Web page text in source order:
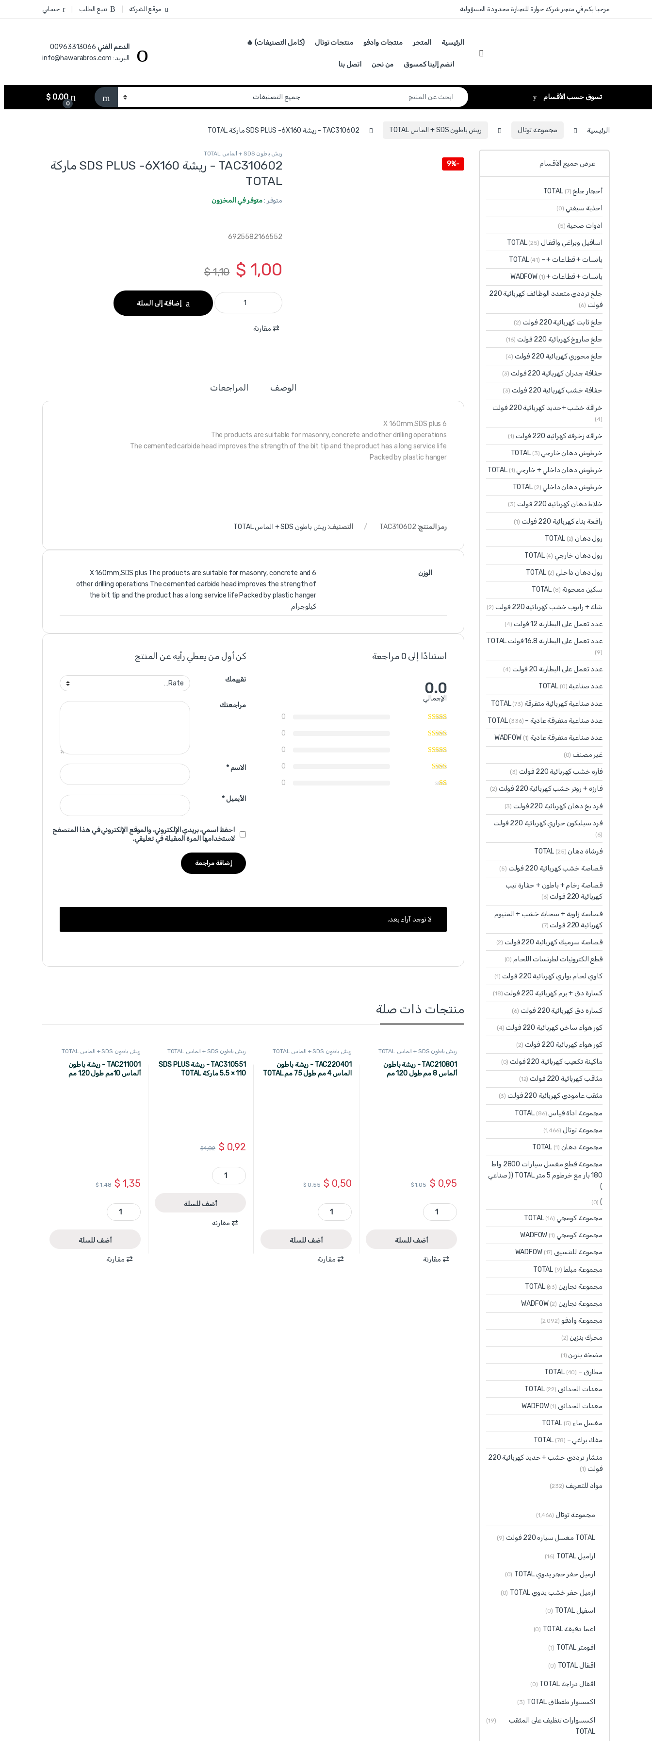
مرحبا بكم في متجر شركة حوارة للتجارة محدودة المسؤولية موقع الشركة تتبع الطلب حسابي
الرئيسية المتجر منتجات وادفو منتجات توتال (كامل التصنيفات) 🔥
انضم إلينا كمسوق من نحن اتصل بنا
الدعم الفني 00963313066‏
البريد: info@hawarabros.com
تسوق حسب الأقسام
Search for:
0
$0,00
الرئيسية مجموعة توتال ريش باطون SDS + الماس TOTAL TAC310602 - ريشة SDS PLUS -6X160 ماركة TOTAL
-
9%
ريش باطون SDS + الماس TOTAL
TAC310602 - ريشة SDS PLUS -6X160 ماركة
TOTAL
متوفر :متوفر في المخزون
6925582166552
$ 1,00
$1,10
TAC310602 - ريشة SDS PLUS -6X160 ماركة TOTAL quantity
إضافة إلى السلة
مقارنة
الوصف المراجعات
6 X 160mm,SDS plus
The products are suitable for masonry, concrete and other drilling operations
The cemented carbide head improves the strength of the bit tip and the product has a long service life
Packed by plastic hanger
رمز المنتج: TAC310602 التصنيف:ريش باطون SDS + الماس TOTAL
الوزن
6 X 160mm,SDS plus The products are suitable for masonry, concrete and
other drilling operations The cemented carbide head improves the strength of
the bit tip and the product has a long service life Packed by plastic hanger
كيلوجرام
استنادًا إلى 0 مراجعة
0.0
الإجمالي
0
0
0
0
0
كن أول من يعطي رأيه عن المنتج
تقييمك
مراجعتك
الاسم*
الأيميل*
احفظ اسمي، بريدي الإلكتروني، والموقع الإلكتروني في هذا المتصفح
لاستخدامها المرة المقبلة في تعليقي.
لا توجد آراء بعد.
منتجات ذات صلة
ريش باطون SDS + الماس TOTAL
TAC210801 - ريشة باطون
ألماس 8 مم طول 120 مم
$ 0,95
$1,05
TAC210801 - ريشة باطون ألماس 8 مم طول 120 مم TOTAL quantity
أضف للسلة
مقارنة
ريش باطون SDS + الماس TOTAL
TAC220401 - ريشة باطون
الماس 4 مم طول 75 مم TOTAL
$ 0,50
$0,55
TAC220401 - ريشة باطون الماس 4 مم طول 75 مم TOTAL quantity
أضف للسلة
مقارنة
ريش باطون SDS + الماس TOTAL
TAC310551 - ريشة SDS PLUS
5.5 × 110 ماركة TOTAL
$ 0,92
$1,02
TAC310551 - ريشة SDS PLUS 5.5 × 110 ماركة TOTAL quantity
أضف للسلة
مقارنة
ريش باطون SDS + الماس TOTAL
TAC211001 - ريشة باطون
ألماس 10مم طول 120 مم
$ 1,35
$1,48
TAC211001 - ريشة باطون ألماس 10مم طول 120 مم TOTAL quantity
أضف للسلة
مقارنة
عرض جميع الأقسام
أحجار جلخ TOTAL (7)
احذية سيفتي (0)
ادوات صحية (5)
اسافيل وبراغي واقفال TOTAL (25)
بانسات + قطاعات + – TOTAL (41)
بانسات + قطاعات + WADFOW (1)
جلخ ترددي متعدد الوظائف كهربائية 220
فولت (6)
جلخ ثابت كهربائية 220 فولت (2)
جلخ صاروخ كهربائية 220 فولت (16)
جلخ محوري كهربائية 220 فولت (4)
حفافة جدران كهربائية 220 فولت (3)
حفافة خشب كهربائية 220 فولت (3)
خراقة خشب +حديد كهربائية 220 فولت
(4)
خراقة زخرفة كهرائية 220 فولت (1)
خرطوش دهان خارجي TOTAL (3)
خرطوش دهان داخلي + خارجي TOTAL (1)
خرطوش دهان داخلي TOTAL (2)
خلاط دهان كهربائية 220 فولت (3)
رافعة بناء كهربائية 220 فولت (1)
رول دهان TOTAL (2)
رول دهان خارجي TOTAL (4)
رول دهان داخلي TOTAL (2)
سكين معجونة TOTAL (8)
شلة + رابوب خشب كهربائية 220 فولت (2)
عدد تعمل على البطارية 12 فولت (4)
عدد تعمل على البطارية 16.8 فولت TOTAL
(9)
عدد تعمل على البطارية 20 فولت (4)
عدد صناعية TOTAL (0)
عدد صناعية كهربائية متفرقة TOTAL (73)
عدد صناعية متفرقة عادية – TOTAL (336)
عدد صناعية متفرقة عادية WADFOW (1)
غير مصنف (0)
فأرة خشب كهربائية 220 فولت (3)
فارزة + روتر خشب كهربائية 220 فولت (2)
فرد بخ دهان كهربائية 220 فولت (3)
فرد سيليكون حراري كهربائية 220 فولت
(6)
فرشاة دهان TOTAL (25)
قصاصة خشب كهربائية 220 فولت (5)
قصاصة رخام + باطون + حفارة تيب
كهربائية 220 فولت
(6)
قصاصة زاوية + سحابة خشب + المنيوم
كهربائية 220 فولت
(7)
قصاصة سرميك كهربائية 220 فولت (2)
قطع الكترونيات لطرنسات اللحام (0)
كاوي لحام بواري كهربائية 220 فولت (1)
كسارة دق + برم كهربائية 220 فولت (18)
كسارة دق كهربائية 220 فولت (6)
كور هواء ساخن كهربائية 220 فولت (4)
كور هواء كهربائية 220 فولت (2)
ماكينة تكعيب كهربائية 220 فولت (0)
مثاقب كهربائية 220 فولت (12)
مثقب عامودي كهربائية 220 فولت (3)
مجموعة اداة قياس TOTAL (86)
مجموعة توتال (1٬466)
مجموعة دهان TOTAL (1)
مجموعة قطع مغسل سيارات 2800 واط
180 بار مع خرطوم 5 متر TOTAL (( صناعي
)
)
(0)
مجموعة كومجي TOTAL (16)
مجموعة كومجي WADFOW (1)
مجموعة للتنسيق WADFOW (17)
مجموعة مبلط TOTAL (9)
مجموعة نجارين TOTAL (63)
مجموعة نجارين WADFOW (2)
مجموعة وادفو (2٬092)
محرك بنزين (2)
مضخة بنزين (1)
مطارق – TOTAL (40)
معدات الحدائق TOTAL (22)
معدات الحدائق WADFOW (1)
مغسل ماء TOTAL (5)
مفك براغي – TOTAL (78)
منشار ترددي خشب + حديد كهربائية 220
فولت (1)
مواد للتعريف (232)
مجموعة توتال (1٬466)
TOTAL مغسل سياره 220 فولت (9)
ازاميل TOTAL (16)
ازميل حفر حجر يدوي TOTAL (0)
ازميل حفر خشب يدوي TOTAL (0)
اسفيل TOTAL (0)
اعما دقيقة TOTAL (0)
افومتر TOTAL (1)
اقفال TOTAL (0)
اقفال دراجة TOTAL (0)
اكسسوار طقطاق TOTAL (3)
اكسسوارات تنظيف على المثقب
TOTAL
(19)